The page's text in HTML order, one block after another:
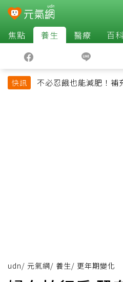
焦點 養生 醫療 百科
快訊
不必忍餓也能減肥！補
udn/ 元氣網/ 養生/ 更年期變化